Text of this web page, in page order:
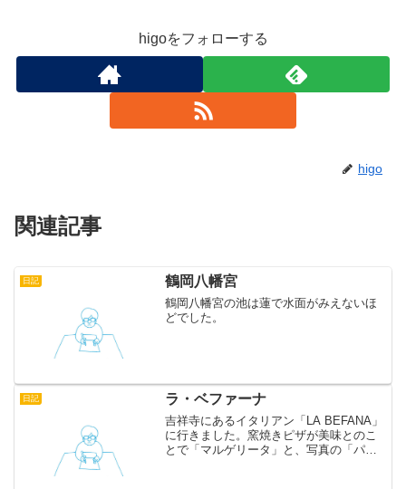
higoをフォローする
higo
関連記事
日記 鶴岡八幡宮
鶴岡八幡宮の池は蓮で水面がみえないほ
どでした。
日記 ラ・ベファーナ
吉祥寺にあるイタリアン「LA BEFANA」
に行きました。窯焼きピザが美味とのこ
とで「マルゲリータ」と、写真の「パン